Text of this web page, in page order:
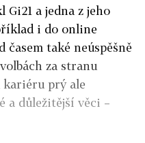
a jedna z jeho
i do online
časem také neúspěšně
za stranu
prý ale
a důležitější věci –